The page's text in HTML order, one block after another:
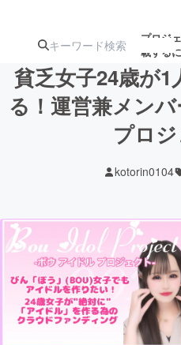
プロジ
載する
注目の新着
テクノロジー・ガジ
映像・映画
ビジネス・起業
貧乏女子24歳が
る！運営兼メン
プロ
kotorin0104